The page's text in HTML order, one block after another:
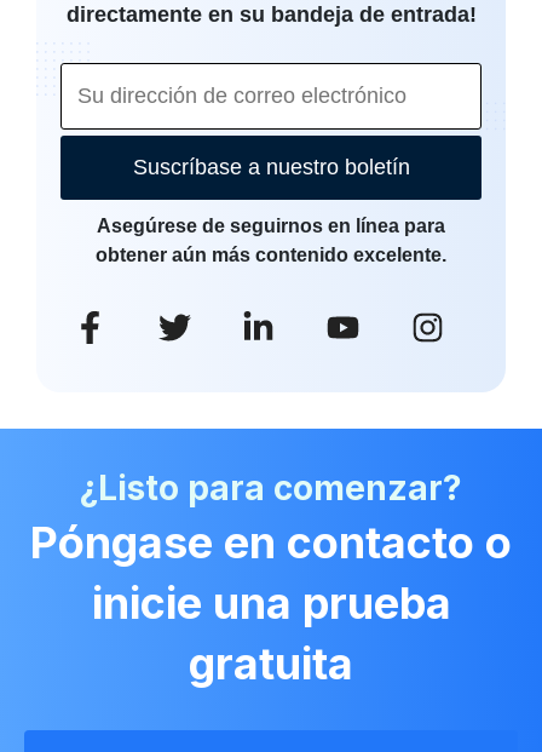
directamente en su bandeja de entrada!
Suscríbase a nuestro boletín
Asegúrese de seguirnos en línea para
obtener aún más contenido excelente.
¿Listo para comenzar?
Póngase en contacto o
inicie una prueba
gratuita